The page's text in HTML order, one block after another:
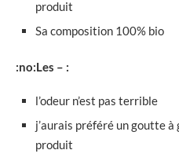
produit
Sa composition 100% bio
:no:Les – :
l’odeur n’est pas terrible
j’aurais préféré un goutte
produit